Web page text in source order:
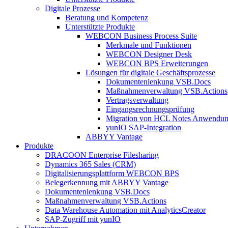
Digitale Prozesse
Beratung und Kompetenz
Unterstützte Produkte
WEBCON Business Process Suite
Merkmale und Funktionen
WEBCON Designer Desk
WEBCON BPS Erweiterungen
Lösungen für digitale Geschäftsprozesse
Dokumentenlenkung VSB.Docs
Maßnahmenverwaltung VSB.Actions
Vertragsverwaltung
Eingangsrechnungs­prüfung
Migration von HCL Notes
yunIO SAP-Integration
ABBYY Vantage
Produkte
DRACOON Enterprise Filesharing
Dynamics 365 Sales (CRM)
Digitalisierungsplattform WEBCON BPS
Belegerkennung mit ABBYY Vantage
Dokumentenlenkung VSB.Docs
Maßnahmenverwaltung VSB.Actions
Data Warehouse Automation mit AnalyticsCreator
SAP-Zugriff mit yunIO